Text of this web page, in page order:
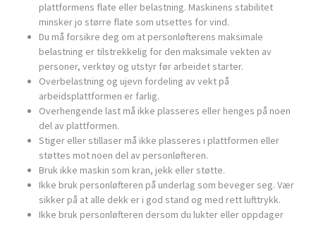
plattformens flate eller belastning. Maskinens stabilitet
minsker jo større flate som utsettes for vind.
Du må forsikre deg om at personløfterens maksimale
belastning er tilstrekkelig for den maksimale vekten av
personer, verktøy og utstyr før arbeidet starter.
Overbelastning og ujevn fordeling av vekt på
arbeidsplattformen er farlig.
Overhengende last må ikke plasseres eller henges på noen
del av plattformen.
Stiger eller stillaser må ikke plasseres i plattformen eller
støttes mot noen del av personløfteren.
Bruk ikke maskin som kran, jekk eller støtte.
Ikke bruk personløfteren på underlag som beveger seg. Vær
sikker på at alle dekk er i god stand og med rett lufttrykk.
Ikke bruk personløfteren dersom du lukter eller oppdager